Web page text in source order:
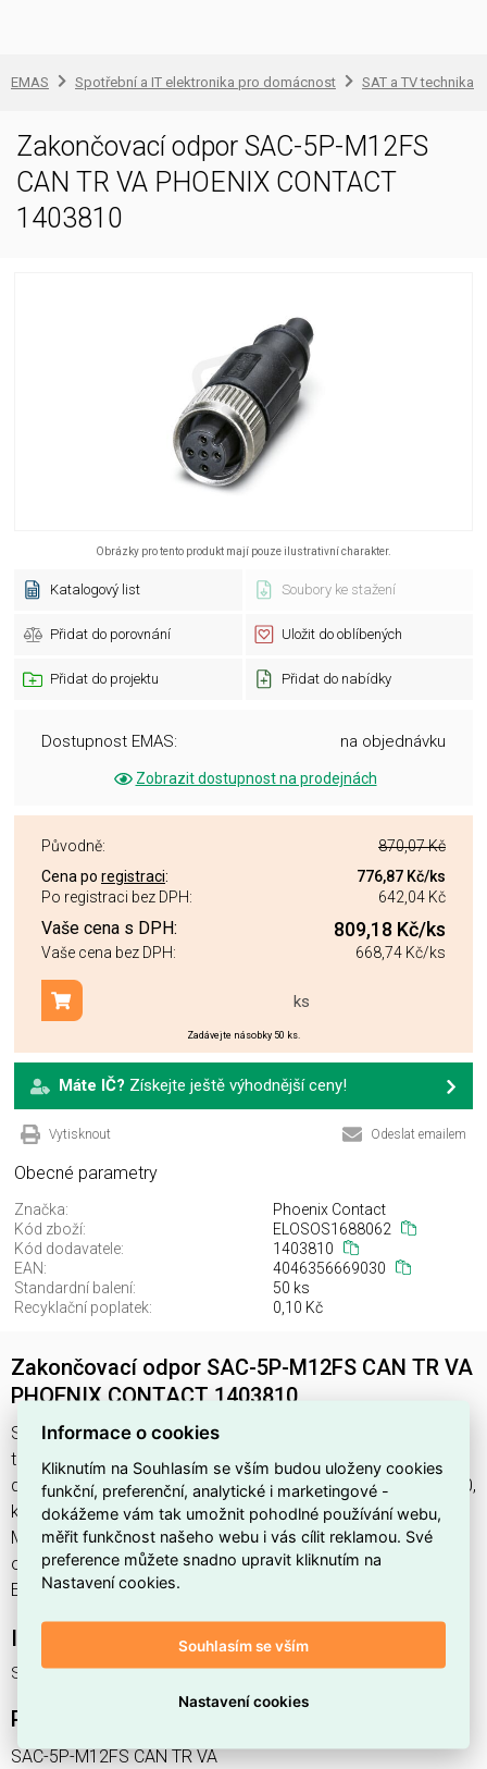
EMAS Spotřební a IT elektronika pro domácnost SAT a TV technika
Zakončovací odpor SAC-5P-M12FS
CAN TR VA PHOENIX CONTACT
1403810
Obrázky pro tento produkt mají pouze ilustrativní charakter.
Katalogový list Soubory ke stažení
Přidat do porovnání Uložit do oblíbených
Přidat do projektu Přidat do nabídky
Dostupnost EMAS: na objednávku
Zobrazit dostupnost na prodejnách
Původně:
870,07 Kč
Cena po registraci: 776,87 Kč/ks
Po registraci bez DPH:
642,04 Kč
Vaše cena s DPH: 809,18 Kč/ks
Vaše cena bez DPH: 668,74 Kč/ks
ks
Přidat do košíku
Zadávejte násobky 50 ks.
Máte IČ? Získejte ještě výhodnější ceny!
Vytisknout Odeslat emailem
Obecné parametry
Značka:
Phoenix Contact
Kód zboží:
ELOSOS1688062
Kód dodavatele:
1403810
EAN:
4046356669030
Standardní balení:
50 ks
Recyklační poplatek:
0,10 Kč
Zakončovací odpor SAC-5P-M12FS CAN TR VA
PHOENIX CONTACT 1403810
SAC-5P-M12FS CAN TR VA najdete v kategoriích SAT a TV
technika, Odporová zátěž, Spotřební a IT elektronika pro
domácnost, výrobce Phoenix Contact, EAN 4046356669030,
kód dodavatele 1403810. Zakončovací odpor SAC-5P-
M12FS CAN TR VA PHOENIX CONTACT 1403810 nabízíme
od 50 ks. Kód EMAS SAC-5P-M12FS CAN TR VA je
ELOSOS1688062.
Interní název produktu
SAC-5P-M12FS CAN TR VA
Podrobný popis produktu
SAC-5P-M12FS CAN TR VA
Informace o cookies
Kliknutím na Souhlasím se vším budou uloženy cookies
funkční, preferenční, analytické i marketingové -
dokážeme vám tak umožnit pohodlné používání webu,
měřit funkčnost našeho webu i vás cílit reklamou. Své
preference můžete snadno upravit kliknutím na
Nastavení cookies.
Souhlasím se vším
Nastavení cookies